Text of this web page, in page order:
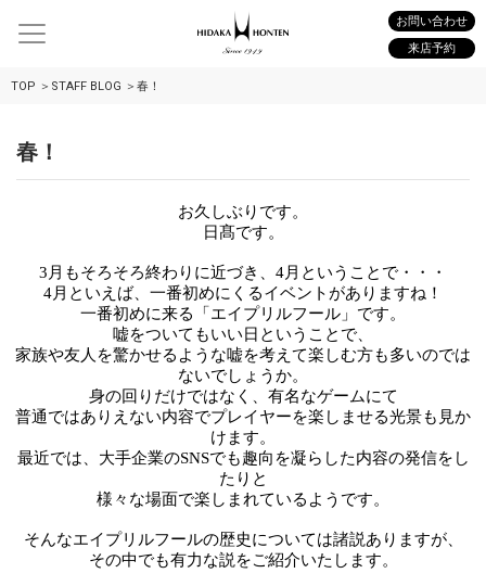
お問い合わせ
来店予約
TOP STAFF BLOG 春！
春！
お久しぶりです。
日髙です。
3月もそろそろ終わりに近づき、4月ということで・・・
4月といえば、一番初めにくるイベントがありますね！
一番初めに来る「エイプリルフール」です。
嘘をついてもいい日ということで、
家族や友人を驚かせるような嘘を考えて楽しむ方も多いのでは
ないでしょうか。
身の回りだけではなく、有名なゲームにて
普通ではありえない内容でプレイヤーを楽しませる光景も見か
けます。
最近では、大手企業のSNSでも趣向を凝らした内容の発信をし
たりと
様々な場面で楽しまれているようです。
そんなエイプリルフールの歴史については諸説ありますが、
その中でも有力な説をご紹介いたし ます。